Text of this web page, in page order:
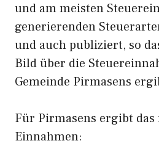
und am meisten
generierenden
und auch publiziert, so
Bild über die
Gemeinde Pirmasens
Für Pirmasens ergibt das
Einnahmen: